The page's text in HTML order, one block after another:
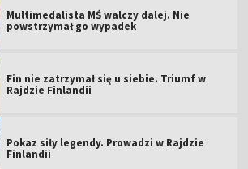
Multimedalista MŚ walczy dalej. Nie
powstrzymał go wypadek
Fin nie zatrzymał się u siebie. Triumf w
Rajdzie Finlandii
Pokaz siły legendy. Prowadzi w Rajdzie
Finlandii